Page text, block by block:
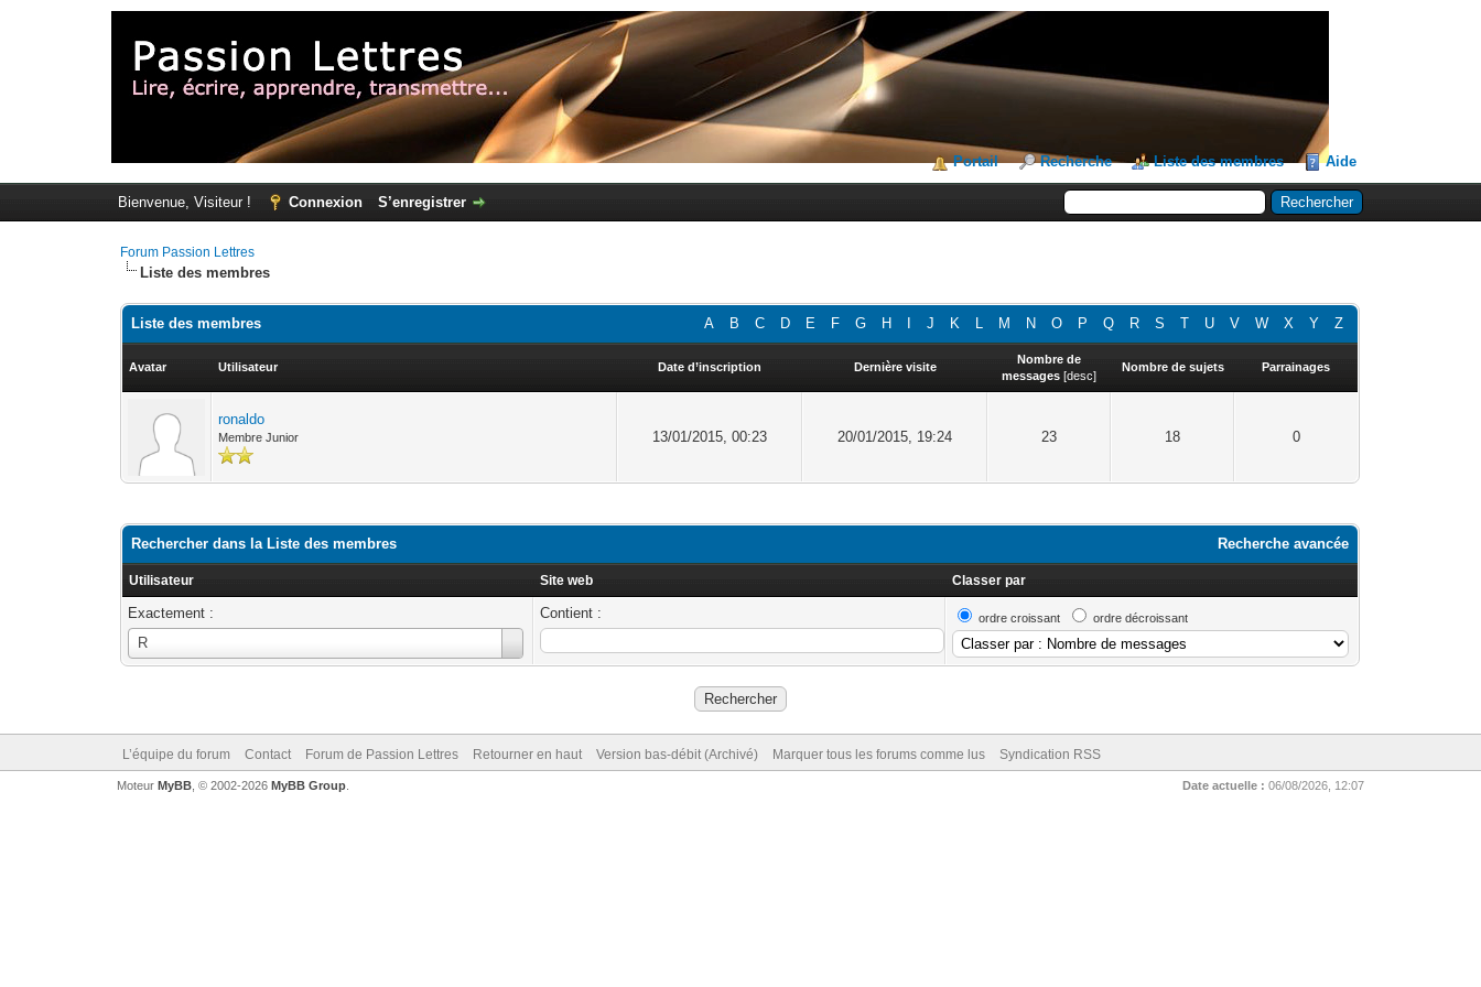
Portail Recherche Liste des membres Aide
Bienvenue, Visiteur ! Connexion S’enregistrer
Forum Passion Lettres
Liste des membres
A B C D E F G H J K L M N O P Q R S T U V W X Y Z
Liste des membres
Avatar Utilisateur Date d’inscription Dernière visite
Nombre de
messages [desc]
Nombre de sujets Parrainages
ronaldo
Membre Junior 13/01/2015, 00:23 20/01/2015, 19:24 23 18 0
Recherche avancée
Rechercher dans la Liste des membres
Utilisateur Site web Classer par
Exactement :
R
Utilisateur
Contient : ordre croissant ordre décroissant
L’équipe du forum Contact Forum de Passion Lettres Retourner en haut Version bas-débit (Archivé) Marquer tous les forums comme lus Syndication RSS
Date actuelle : 06/08/2026, 12:07
Moteur MyBB, © 2002-2026 MyBB Group.